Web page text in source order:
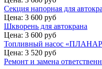
Секция напорная для
Цена: 3 600 руб
Шкворень для автокрана
Цена: 3 600 руб
Топливный насос
Цена: 3 520 руб
Ремонт и замена